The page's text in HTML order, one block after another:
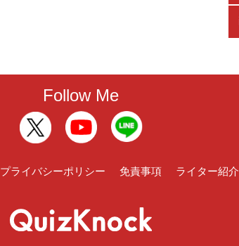
Follow Me
プライバシーポリシー 免責事項 ライター紹介